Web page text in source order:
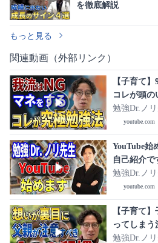
を徹底解説
もっと見る
関連動画（外部リンク）
【子育て
コレが頭の
強法
勉強Dr.ノ
youtube.com
YouTube
自己紹介で
勉強Dr.ノ
youtube.com
【子育て
ってしまう
選
勉強Dr.ノ